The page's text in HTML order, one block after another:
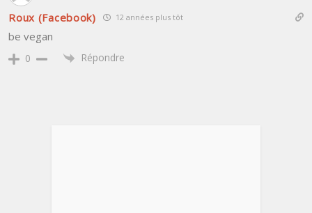
Roux (Facebook) 12 années plus tôt
be vegan
0 Répondre